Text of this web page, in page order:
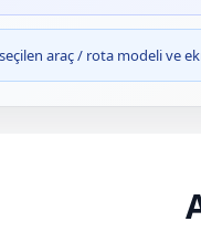
araç / rota modeli ve